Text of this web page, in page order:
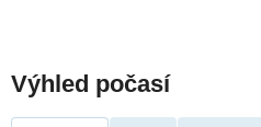
Výhled počasí